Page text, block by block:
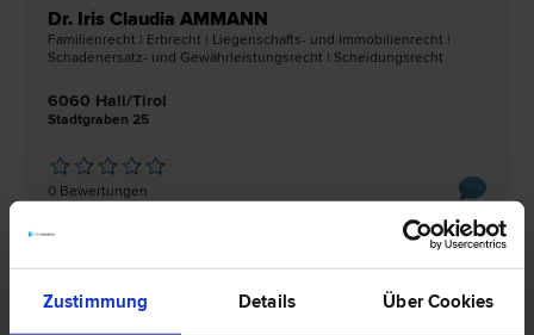
Zustimmung Details Über Cookies
Dr. Iris Claudia AMMANN
Familien­recht | Erb­recht | Liegenschafts- und Immobilien­recht |
Schadenersatz- und Gewährleistungs­recht | Scheidungs­recht
6060 Hall/Tirol
Stadtgraben 25
0 Bewertungen
Rechtsnews & Expertentipps zum Thema
"Familienrecht"